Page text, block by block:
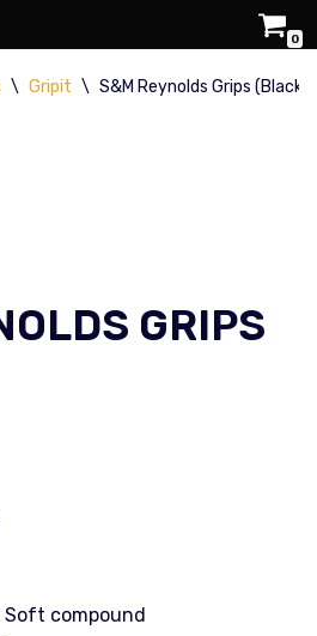
0
\ Gripit \ S&M Reynolds Grips (Black)
GRIPS
Soft compound